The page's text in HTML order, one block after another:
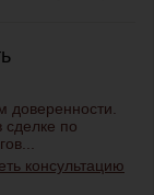
доверенности.
сделке по
консультацию